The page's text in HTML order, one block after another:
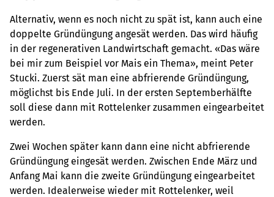
Alternativ, wenn es noch nicht zu spät ist, kann auch eine
doppelte Gründüngung angesät werden. Das wird häufig
in der regenerativen Landwirtschaft gemacht. «Das wäre
bei mir zum Beispiel vor Mais ein Thema», meint Peter
Stucki. Zuerst sät man eine abfrierende Gründüngung,
möglichst bis Ende Juli. In der ersten Septemberhälfte
soll diese dann mit Rottelenker zusammen eingearbeitet
werden.
Zwei Wochen später kann dann eine nicht abfrierende
Gründüngung eingesät werden. Zwischen Ende März und
Anfang Mai kann die zweite Gründüngung eingearbeitet
werden. Idealerweise wieder mit Rottelenker, weil